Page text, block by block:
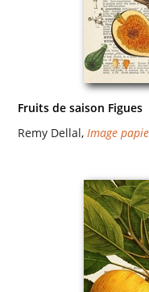
Fruits de saison Figues
Remy Dellal, Image